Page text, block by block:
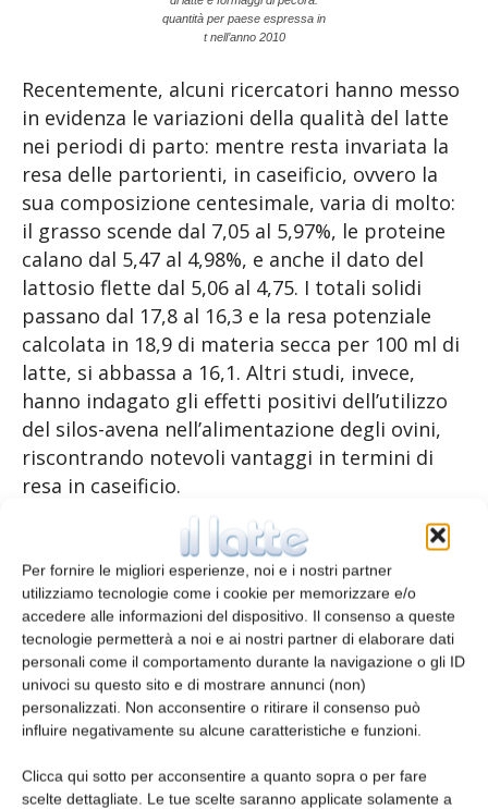
Per fornire le migliori esperienze, noi e i nostri partner
utilizziamo tecnologie come i cookie per memorizzare e/o
accedere alle informazioni del dispositivo. Il consenso a queste
tecnologie permetterà a noi e ai nostri partner di elaborare dati
personali come il comportamento durante la navigazione o gli ID
univoci su questo sito e di mostrare annunci (non)
personalizzati. Non acconsentire o ritirare il consenso può
influire negativamente su alcune caratteristiche e funzioni.
Clicca qui sotto per acconsentire a quanto sopra o per fare
scelte dettagliate. Le tue scelte saranno applicate solamente a
quantità per paese espressa in
t nell’anno 2010
Recentemente, alcuni ricercatori hanno messo
in evidenza le variazioni della qualità del latte
nei periodi di parto: mentre resta invariata la
resa delle partorienti, in caseificio, ovvero la
sua composizione centesimale, varia di molto:
il grasso scende dal 7,05 al 5,97%, le proteine
calano dal 5,47 al 4,98%, e anche il dato del
lattosio flette dal 5,06 al 4,75. I totali solidi
passano dal 17,8 al 16,3 e la resa potenziale
calcolata in 18,9 di materia secca per 100 ml di
latte, si abbassa a 16,1. Altri studi, invece,
hanno indagato gli effetti positivi dell’utilizzo
del silos-avena nell’alimentazione degli ovini,
riscontrando notevoli vantaggi in termini di
resa in caseificio.